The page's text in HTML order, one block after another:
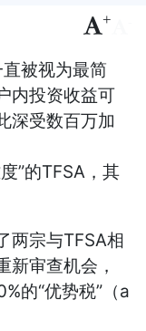
+
被视为最简
内投资收益可
深受数百万加
”的TFSA，其
两宗与TFSA相
新审查机会，
的“优势税”（a